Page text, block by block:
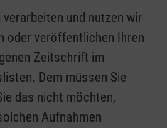
und nutzen wir
oder veröffentlichen Ihren
Zeitschrift im
Dem müssen Sie
das nicht möchten,
Aufnahmen